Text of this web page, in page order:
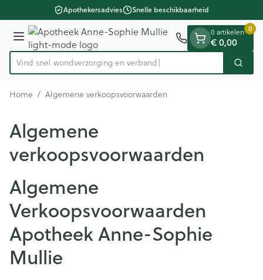
Ga naar de inhoudApothekersadvies Snelle beschikbaarheid
Menu
Product, merk, categorie...
Vind snel won Zoek
0 artikelen
€ 0,00
0
Home / Algemene verkoopsvoorwaarden
Algemene
verkoopsvoorwaarden
Algemene
Verkoopsvoorwaarden
Apotheek Anne-Sophie
Mullie